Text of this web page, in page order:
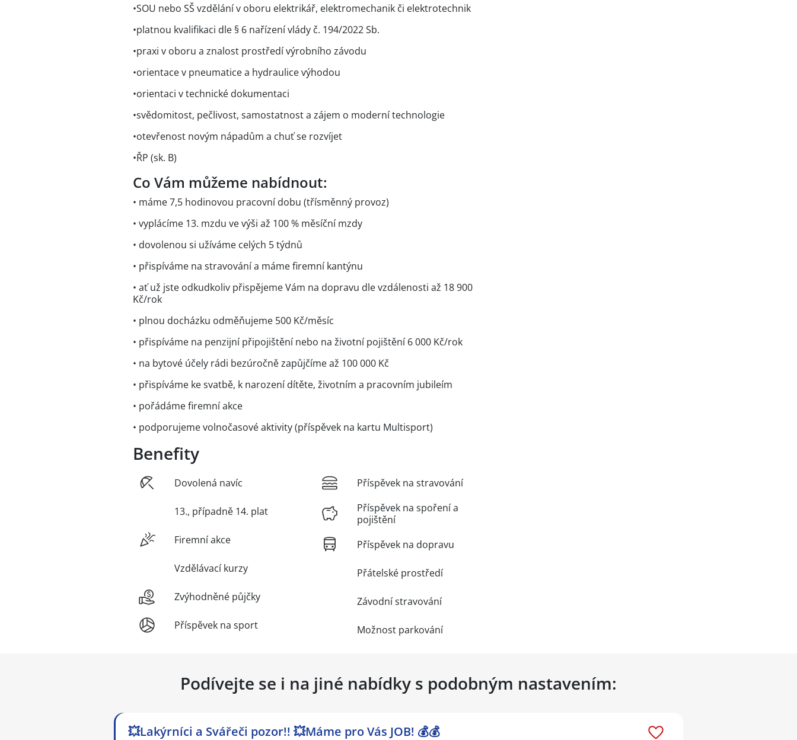
•SOU nebo SŠ vzdělání v oboru elektrikář, elektromechanik či elektrotechnik
•platnou kvalifikaci dle § 6 nařízení vlády č. 194/2022 Sb.
•praxi v oboru a znalost prostředí výrobního závodu
•orientace v pneumatice a hydraulice výhodou
•orientaci v technické dokumentaci
•svědomitost, pečlivost, samostatnost a zájem o moderní technologie
•otevřenost novým nápadům a chuť se rozvíjet
•ŘP (sk. B)
Co Vám můžeme nabídnout:
• máme 7,5 hodinovou pracovní dobu (třísměnný provoz)
• vyplácíme 13. mzdu ve výši až 100 % měsíční mzdy
• dovolenou si užíváme celých 5 týdnů
• přispíváme na stravování a máme firemní kantýnu
• ať už jste odkudkoliv přispějeme Vám na dopravu dle vzdálenosti až 18 900
Kč/rok
• plnou docházku odměňujeme 500 Kč/měsíc
• přispíváme na penzijní připojištění nebo na životní pojištění 6 000 Kč/rok
• na bytové účely rádi bezúročně zapůjčíme až 100 000 Kč
• přispíváme ke svatbě, k narození dítěte, životním a pracovním jubileím
• pořádáme firemní akce
• podporujeme volnočasové aktivity (příspěvek na kartu Multisport)
Benefity
Dovolená navíc
13., případně 14. plat
Firemní akce
Vzdělávací kurzy
Zvýhodněné půjčky
Příspěvek na sport
Příspěvek na stravování
Příspěvek na spoření a
pojištění
Příspěvek na dopravu
Přátelské prostředí
Závodní stravování
Možnost parkování
Podívejte se i na jiné nabídky s podobným nastavením:
💥Lakýrníci a Svářeči pozor!! 💥Máme pro Vás JOB! 💰💰